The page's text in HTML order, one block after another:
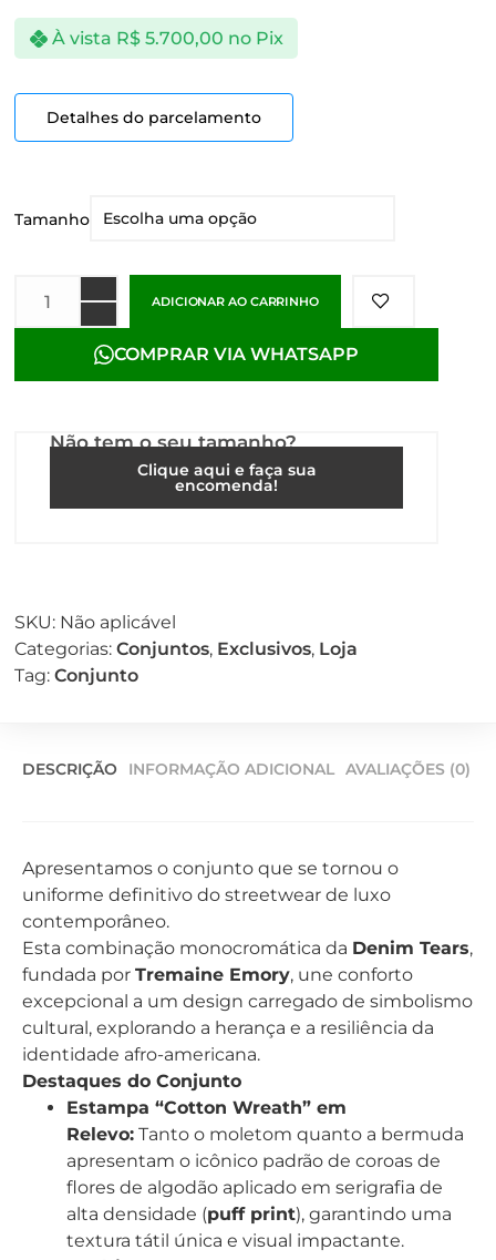
À vista R$5.700,00 no Pix
Detalhes do parcelamento
Tamanho
ADICIONAR AO CARRINHO
COMPRAR VIA WHATSAPP
Não tem o seu tamanho?
Clique aqui e faça sua
encomenda!
SKU: Não aplicável
Categorias: Conjuntos, Exclusivos, Loja
Tag: Conjunto
DESCRIÇÃO INFORMAÇÃO ADICIONAL AVALIAÇÕES (0)
Apresentamos o conjunto que se tornou o
uniforme definitivo do streetwear de luxo
contemporâneo.
Esta combinação monocromática da Denim Tears,
fundada por Tremaine Emory, une conforto
excepcional a um design carregado de simbolismo
cultural, explorando a herança e a resiliência da
identidade afro-americana.
Destaques do Conjunto
Estampa “Cotton Wreath” em
Relevo: Tanto o moletom quanto a bermuda
apresentam o icônico padrão de coroas de
flores de algodão aplicado em serigrafia de
alta densidade (puff print), garantindo uma
textura tátil única e visual impactante.